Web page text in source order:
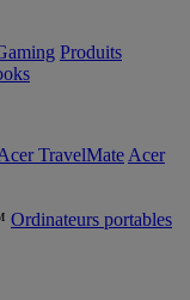
Produits
TravelMate Acer
Ordinateurs portables